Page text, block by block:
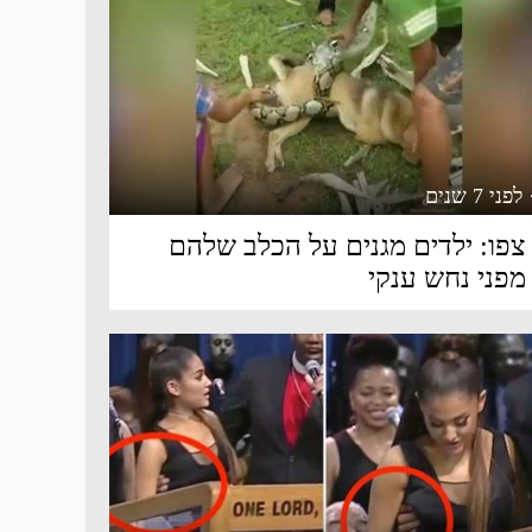
7 שנים
צפו: ילדים מגנים על הכלב שלהם
מפני נחש ענקי